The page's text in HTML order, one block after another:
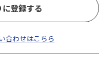
登録する
合わせはこちら